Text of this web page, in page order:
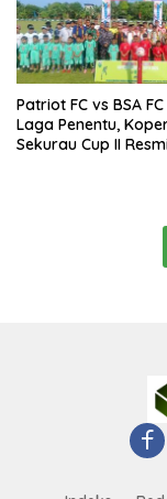
Patriot FC vs BSA
Laga Penentu,
Sekurau Cup II